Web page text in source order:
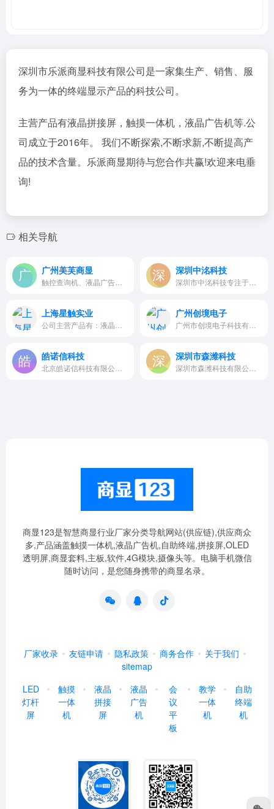
深圳市乐派商显科技有限公司是一家集生产、销售、服
务为一体的终端显示产品的科技公司。
主营产品有液晶拼接屏，触摸一体机，液晶广告机等.公
司成立于2016年。 我们不断探索,不断求新,不断提高产
品的技术含量。乐派商显期待与您合作共赢!欢迎来电垂
询!
相关导航
广州美芙商显 深圳中洺科技
上海星触实业 广州创境电子
皓诺信科技 深圳市森潍科技
商显123是智慧商显行业厂家分类导航网站(供应链),供应商众
多,产品涵盖触摸一体机,液晶广告机,自助终端,拼接屏,OLED
透明屏,商显套料,主板,软件,4G模块,摄像头等。电脑手机微信
随时访问，是您随身携带的商显名录。
厂家收录 友链申请 隐私政策 商务合作
关于我们
sitemap
LED
灯杆
屏
触摸
一体
机
液晶
拼接
屏
液晶
广告
机
会
议
平
板
教学
一体
机
自助
终端
机